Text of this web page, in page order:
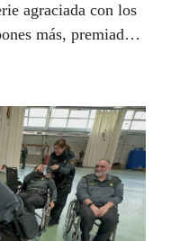
agraciada con los
más, premiados